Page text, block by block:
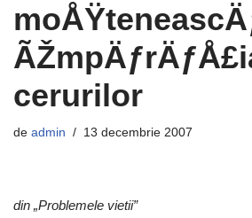
cerurilor
de admin 13 decembrie 2007
din „Problemele vietii”